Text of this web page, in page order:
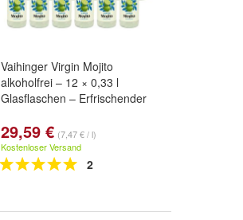
Vaihinger Virgin Mojito
alkoholfrei – 12 × 0,33 l
Glasflaschen – Erfrischender
29,59 € (7,47 € / l)
Kostenloser Versand
2